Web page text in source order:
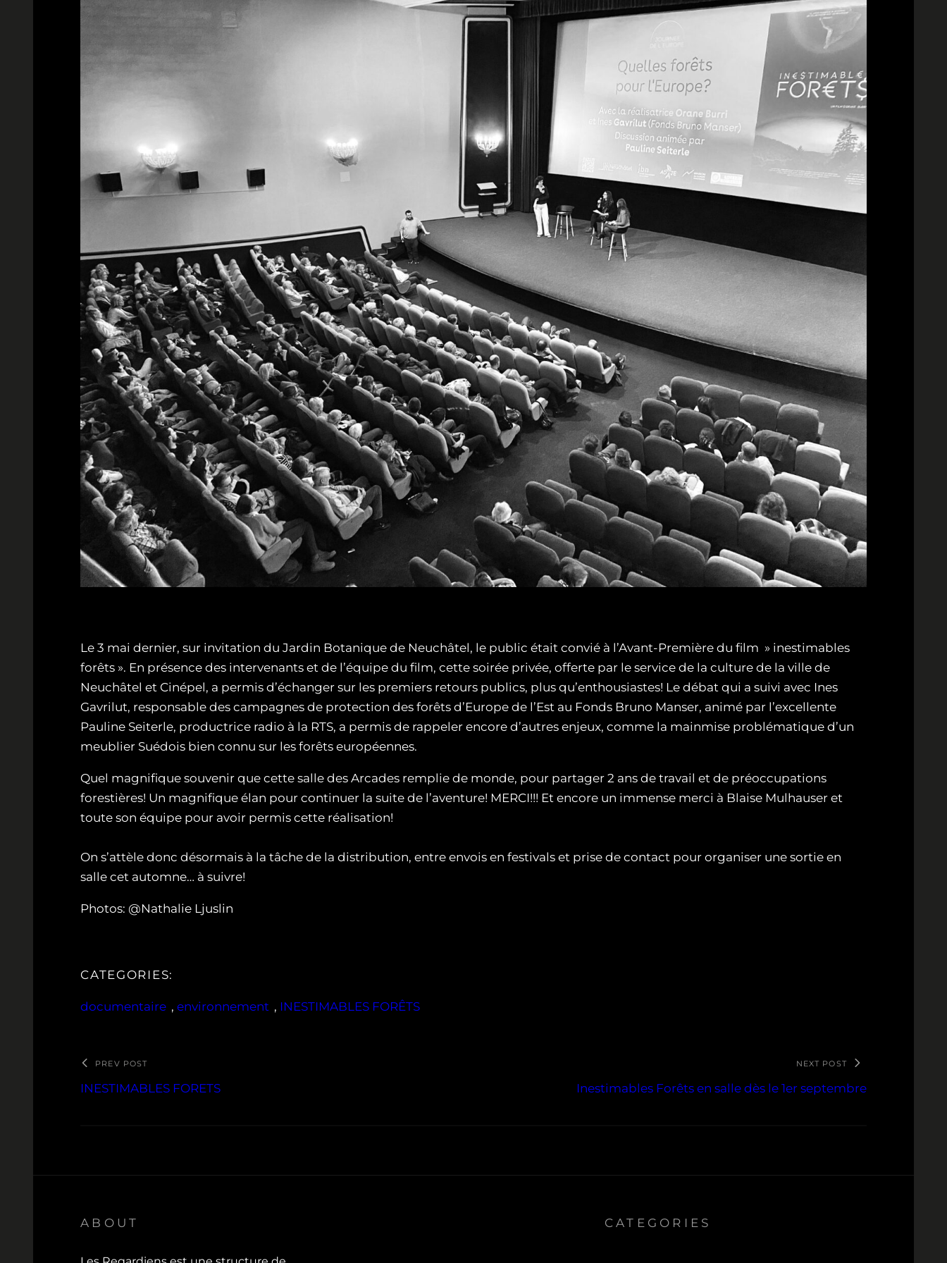
Le 3 mai dernier, sur invitation du Jardin Botanique de Neuchâtel, le public était convié à l’Avant-Première du film » inestimables
forêts ». En présence des intervenants et de l’équipe du film, cette soirée privée, offerte par le service de la culture de la ville de
Neuchâtel et Cinépel, a permis d’échanger sur les premiers retours publics, plus qu’enthousiastes! Le débat qui a suivi avec Ines
Gavrilut, responsable des campagnes de protection des forêts d’Europe de l’Est au Fonds Bruno Manser, animé par l’excellente
Pauline Seiterle, productrice radio à la RTS, a permis de rappeler encore d’autres enjeux, comme la mainmise problématique d’un
meublier Suédois bien connu sur les forêts européennes.
Quel magnifique souvenir que cette salle des Arcades remplie de monde, pour partager 2 ans de travail et de préoccupations
forestières! Un magnifique élan pour continuer la suite de l’aventure! MERCI!!! Et encore un immense merci à Blaise Mulhauser et
toute son équipe pour avoir permis cette réalisation!
On s’attèle donc désormais à la tâche de la distribution, entre envois en festivals et prise de contact pour organiser une sortie en
salle cet automne… à suivre!
Photos: @Nathalie Ljuslin
CATEGORIES:
documentaire , environnement , INESTIMABLES FORÊTS
PREV POST
INESTIMABLES FORETS
NEXT POST
Inestimables Forêts en salle dès le 1er septembre
ABOUT CATEGORIES